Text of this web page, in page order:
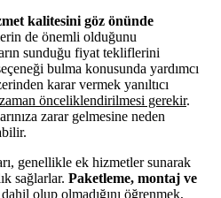
kalitesini göz önünde
de önemli olduğunu
sunduğu fiyat tekliflerini
bulma konusunda yardımcı
karar vermek yanıltıcı
önceliklendirilmesi gerekir.
zarar gelmesine neden
genellikle ek hizmetler sunarak
sağlarlar. Paketleme, montaj ve
dahil olup olmadığını öğrenmek,